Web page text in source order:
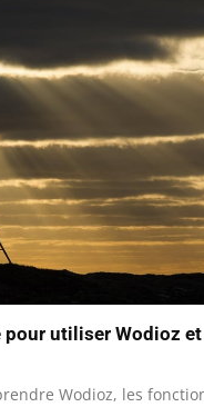
pour utiliser Wodioz
Wodioz, les